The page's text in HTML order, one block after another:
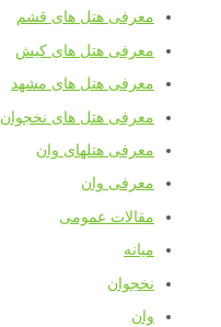
معرفی هتل های قشم
معرفی هتل های کیش
معرفی هتل های مشهد
معرفی هتل های نخجوان
معرفی هتلهای وان
معرفی وان
مقالات عمومی
میانه
نخجوان
وان